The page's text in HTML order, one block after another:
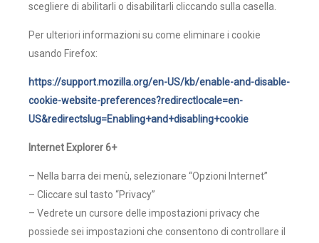
scegliere di abilitarli o disabilitarli cliccando sulla casella.
Per ulteriori informazioni su come eliminare i cookie
usando Firefox:
https://support.mozilla.org/en-US/kb/enable-and-disable-
cookie-website-preferences?redirectlocale=en-
US&redirectslug=Enabling+and+disabling+cookie
Internet Explorer 6+
– Nella barra dei menù, selezionare “Opzioni Internet”
– Cliccare sul tasto “Privacy”
– Vedrete un cursore delle impostazioni privacy che
possiede sei impostazioni che consentono di controllare il